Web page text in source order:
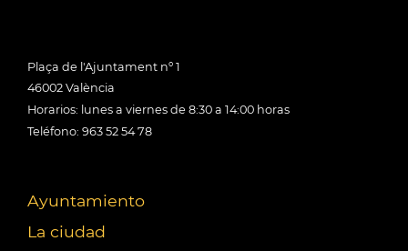
Plaça de l'Ajuntament nº 1
46002 València
Horarios: lunes a viernes de 8:30 a 14:00 horas
Teléfono: 963 52 54 78
Ayuntamiento
La ciudad